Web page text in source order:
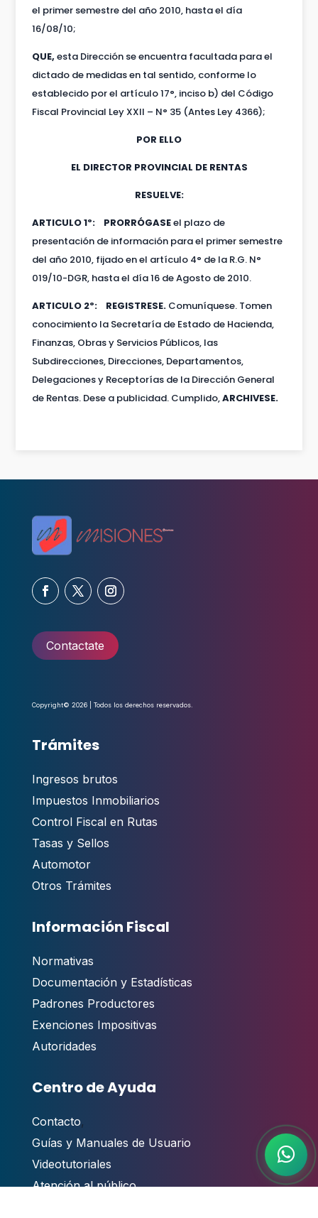
el primer semestre del año 2010, hasta el día
16/08/10;
QUE, esta Dirección se encuentra facultada para el
dictado de medidas en tal sentido, conforme lo
establecido por el artículo 17°, inciso b) del Código
Fiscal Provincial Ley XXII – N° 35 (Antes Ley 4366);
POR ELLO
EL DIRECTOR PROVINCIAL DE RENTAS
RESUELVE:
ARTICULO 1º: PRORRÓGASEel plazo de
presentación de información para el primer semestre
del año 2010, fijado en el artículo 4° de la R.G. N°
019/10-DGR, hasta el día 16 de Agosto de 2010.
ARTICULO 2º: REGISTRESE. Comuníquese. Tomen
conocimiento la Secretaría de Estado de Hacienda,
Finanzas, Obras y Servicios Públicos, las
Subdirecciones, Direcciones, Departamentos,
Delegaciones y Receptorías de la Dirección General
de Rentas. Dese a publicidad. Cumplido,ARCHIVESE.
Contactate
Copyright© 2026 | Todos los derechos reservados.
Trámites
Ingresos brutos
Impuestos Inmobiliarios
Control Fiscal en Rutas
Tasas y Sellos
Automotor
Otros Trámites
Información Fiscal
Normativas
Documentación y Estadísticas
Padrones Productores
Exenciones Impositivas
Autoridades
Centro de Ayuda
Contacto,
Guías y Manuales de Usuario
Videotutoriales
Atención al público